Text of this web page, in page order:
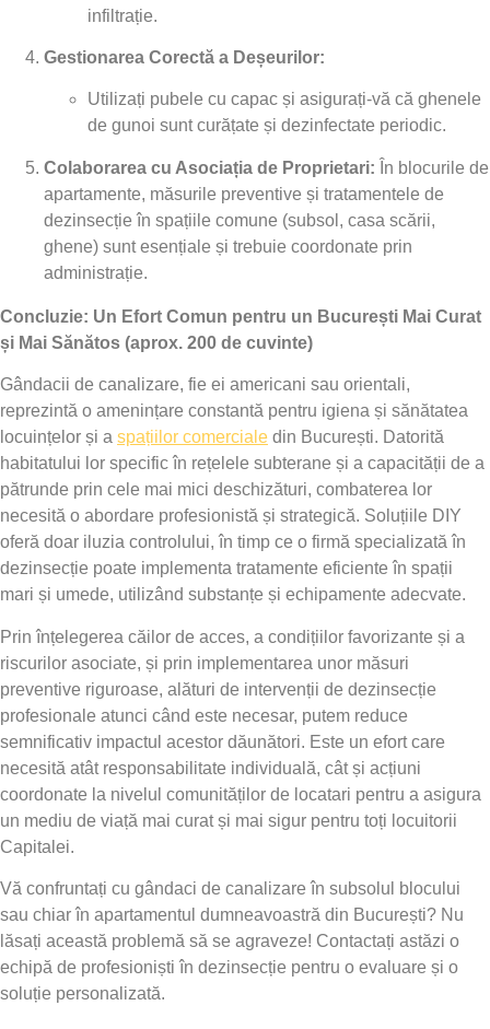
infiltrație.
Gestionarea Corectă a Deșeurilor:
Utilizați pubele cu capac și asigurați-vă că ghenele
de gunoi sunt curățate și dezinfectate periodic.
Colaborarea cu Asociația de Proprietari: În blocurile de
apartamente, măsurile preventive și tratamentele de
dezinsecție în spațiile comune (subsol, casa scării,
ghene) sunt esențiale și trebuie coordonate prin
administrație.
Concluzie: Un Efort Comun pentru un București Mai Curat
și Mai Sănătos (aprox. 200 de cuvinte)
Gândacii de canalizare, fie ei americani sau orientali,
reprezintă o amenințare constantă pentru igiena și sănătatea
locuințelor și a spațiilor comerciale din București. Datorită
habitatului lor specific în rețelele subterane și a capacității de a
pătrunde prin cele mai mici deschizături, combaterea lor
necesită o abordare profesionistă și strategică. Soluțiile DIY
oferă doar iluzia controlului, în timp ce o firmă specializată în
dezinsecție poate implementa tratamente eficiente în spații
mari și umede, utilizând substanțe și echipamente adecvate.
Prin înțelegerea căilor de acces, a condițiilor favorizante și a
riscurilor asociate, și prin implementarea unor măsuri
preventive riguroase, alături de intervenții de dezinsecție
profesionale atunci când este necesar, putem reduce
semnificativ impactul acestor dăunători. Este un efort care
necesită atât responsabilitate individuală, cât și acțiuni
coordonate la nivelul comunităților de locatari pentru a asigura
un mediu de viață mai curat și mai sigur pentru toți locuitorii
Capitalei.
Vă confruntați cu gândaci de canalizare în subsolul blocului
sau chiar în apartamentul dumneavoastră din București? Nu
lăsați această problemă să se agraveze! Contactați astăzi o
echipă de profesioniști în dezinsecție pentru o evaluare și o
soluție personalizată.